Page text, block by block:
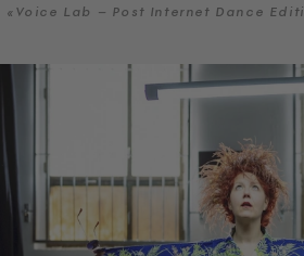
«Voice Lab – Post Internet Dance